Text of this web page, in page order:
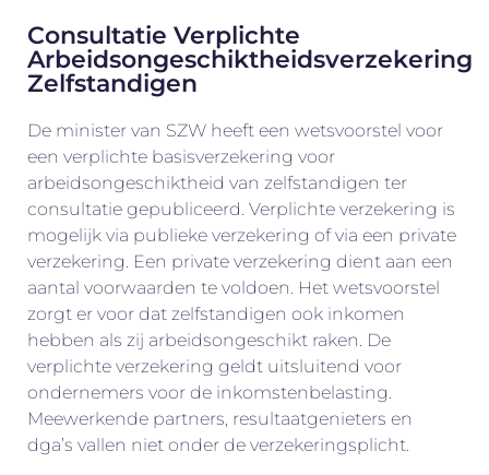
Consultatie Verplichte
Arbeidsongeschiktheidsverzekering
Zelfstandigen
De minister van SZW heeft een wetsvoorstel voor
een verplichte basisverzekering voor
arbeidsongeschiktheid van zelfstandigen ter
consultatie gepubliceerd. Verplichte verzekering is
mogelijk via publieke verzekering of via een private
verzekering. Een private verzekering dient aan een
aantal voorwaarden te voldoen. Het wetsvoorstel
zorgt er voor dat zelfstandigen ook inkomen
hebben als zij arbeidsongeschikt raken. De
verplichte verzekering geldt uitsluitend voor
ondernemers voor de inkomstenbelasting.
Meewerkende partners, resultaatgenieters en
dga’s vallen niet onder de verzekeringsplicht.